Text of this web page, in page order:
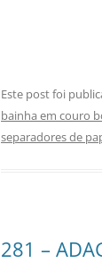
Este post foi
bainha em couro
separadores de
281 –